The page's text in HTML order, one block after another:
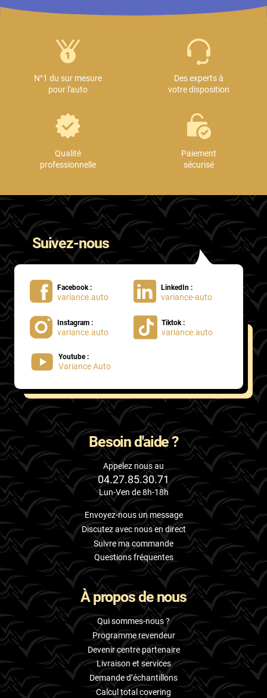
MG
Mitsubishi
Oldsmobile
Ora
Peugeot
Plymouth
Pontiac
Porsche
Proton
Renault
Rolls
Rover
Saab
Santana
Saturn
Scania
Scion
Seat
Skoda
Smart
Ssangyong
Subaru
Suzuki
N°1 du sur mesure
pour l'auto
Des experts à
votre disposition
Qualité
professionnelle
Paiement
sécurisé
Suivez-nous
Facebook :
variance.auto
LinkedIn :
variance-auto
Instagram :
variance.auto
Tiktok :
variance.auto
Youtube :
Variance Auto
Besoin d'aide ?
Appelez nous au
04.27.85.30.71
Lun-Ven de 8h-18h
Envoyez-nous un message
Discutez avec nous en direct
Suivre ma commande
Questions fréquentes
À propos de nous
Qui sommes-nous ?
Programme revendeur
Devenir centre partenaire
Livraison et services
Demande d’échantillons
Calcul total covering